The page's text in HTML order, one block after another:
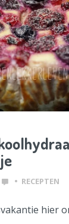
• RECEPTEN
hier